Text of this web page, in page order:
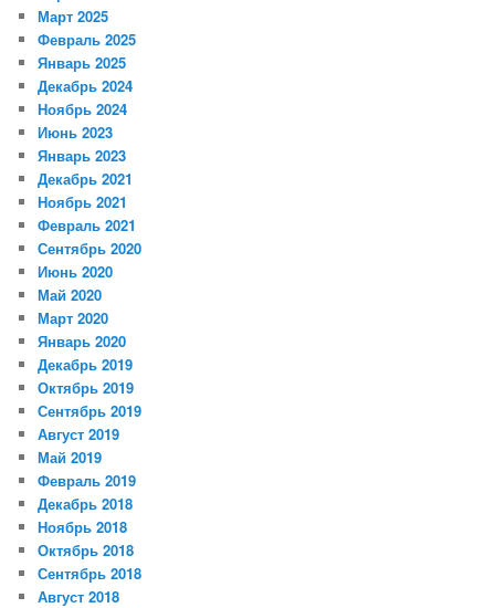
Март 2025
Февраль 2025
Январь 2025
Декабрь 2024
Ноябрь 2024
Июнь 2023
Январь 2023
Декабрь 2021
Ноябрь 2021
Февраль 2021
Сентябрь 2020
Июнь 2020
Май 2020
Март 2020
Январь 2020
Декабрь 2019
Октябрь 2019
Сентябрь 2019
Август 2019
Май 2019
Февраль 2019
Декабрь 2018
Ноябрь 2018
Октябрь 2018
Сентябрь 2018
Август 2018